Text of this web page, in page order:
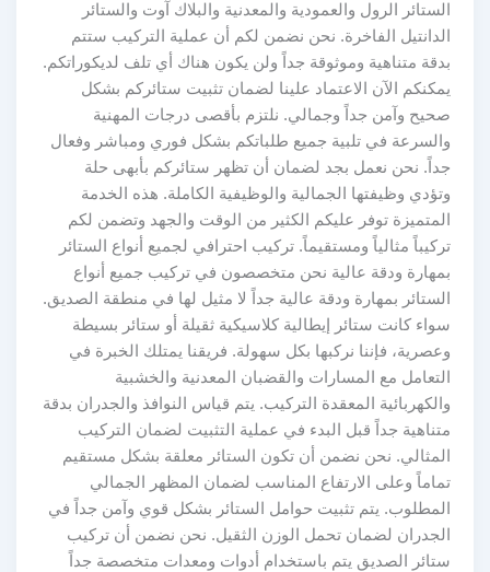
الستائر الرول والعمودية والمعدنية والبلاك آوت والستائر
الدانتيل الفاخرة. نحن نضمن لكم أن عملية التركيب ستتم
بدقة متناهية وموثوقة جداً ولن يكون هناك أي تلف لديكوراتكم.
يمكنكم الآن الاعتماد علينا لضمان تثبيت ستائركم بشكل
صحيح وآمن جداً وجمالي. نلتزم بأقصى درجات المهنية
والسرعة في تلبية جميع طلباتكم بشكل فوري ومباشر وفعال
جداً. نحن نعمل بجد لضمان أن تظهر ستائركم بأبهى حلة
وتؤدي وظيفتها الجمالية والوظيفية الكاملة. هذه الخدمة
المتميزة توفر عليكم الكثير من الوقت والجهد وتضمن لكم
تركيباً مثالياً ومستقيماً. تركيب احترافي لجميع أنواع الستائر
بمهارة ودقة عالية نحن متخصصون في تركيب جميع أنواع
الستائر بمهارة ودقة عالية جداً لا مثيل لها في منطقة الصديق.
سواء كانت ستائر إيطالية كلاسيكية ثقيلة أو ستائر بسيطة
وعصرية، فإننا نركبها بكل سهولة. فريقنا يمتلك الخبرة في
التعامل مع المسارات والقضبان المعدنية والخشبية
والكهربائية المعقدة التركيب. يتم قياس النوافذ والجدران بدقة
متناهية جداً قبل البدء في عملية التثبيت لضمان التركيب
المثالي. نحن نضمن أن تكون الستائر معلقة بشكل مستقيم
تماماً وعلى الارتفاع المناسب لضمان المظهر الجمالي
المطلوب. يتم تثبيت حوامل الستائر بشكل قوي وآمن جداً في
الجدران لضمان تحمل الوزن الثقيل. نحن نضمن أن تركيب
ستائر الصديق يتم باستخدام أدوات ومعدات متخصصة جداً